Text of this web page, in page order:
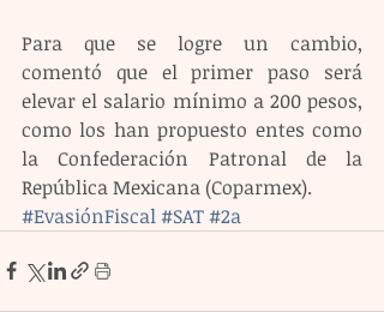
Para que se logre un cambio,
comentó que el primer paso será
elevar el salario mínimo a 200 pesos,
como los han propuesto entes como
la Confederación Patronal de la
República Mexicana (Coparmex).
#EvasiónFiscal#SAT#2a